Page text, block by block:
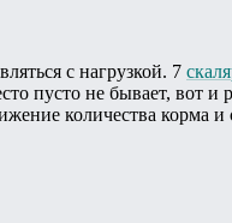
с нагрузкой. 7
пусто не бывает, вот и
количества корма